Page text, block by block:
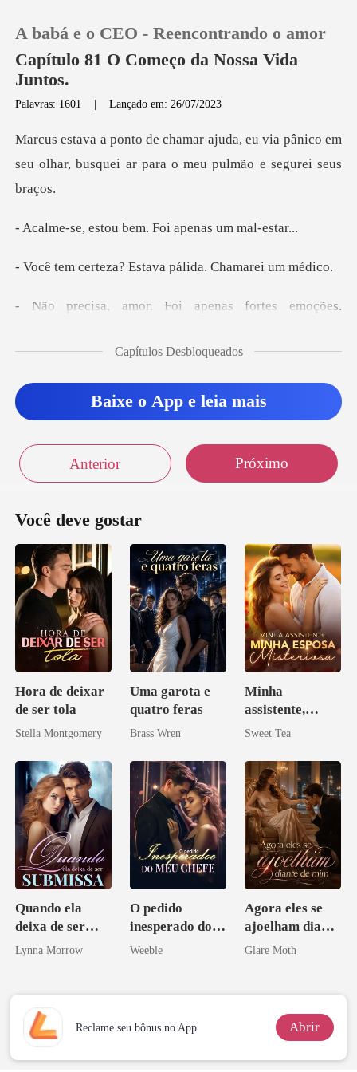
Loja
Baixar App
A babá e o CEO - Reencontrando o amor
Capítulo 81 O Começo da Nossa Vida
Juntos.
Palavras: 1601 |Lançado em: 26/07/2023
eu via pânico em
seu olhar, busquei ar
ou bem. Foi apen
? Estava pálida. C
ções.
Capítulos Desbloqueados
Baixe o App e leia mais
Anterior Próximo
Você deve gostar
Hora de deixar
de ser tola
Stella Montgomery
Uma garota e
quatro feras
Brass Wren
Minha
assistente,
minha esposa
Sweet Tea
Quando ela
deixa de ser
submissa
Lynna Morrow
O pedido
inesperado do
meu chefe
Weeble
Agora eles se
ajoelham diante
de mim
Glare Moth
Reclame seu bônus no App Abrir